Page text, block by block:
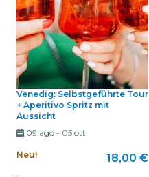
Venedig: Selbstgeführte Tour
+ Aperitivo Spritz mit
Aussicht
09 ago- 05 ott
Neu! 18,00 €